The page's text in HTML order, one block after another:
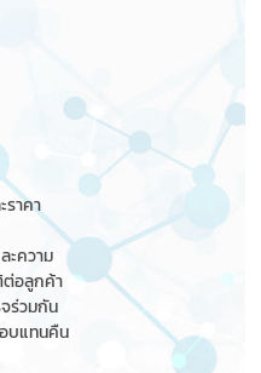
าคา
ะความ
อลูกค้า
ร่วมกัน
บแทนคืน